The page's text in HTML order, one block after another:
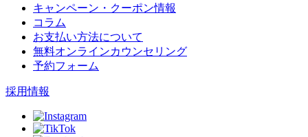
キャンペーン・クーポン情報
コラム
お支払い方法について
無料オンラインカウンセリング
予約フォーム
採用情報